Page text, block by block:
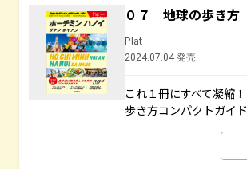
０７ 地球の歩き
Plat
2024.07.04 発売
これ１冊にすべて凝縮
歩き方コンパクトガイ